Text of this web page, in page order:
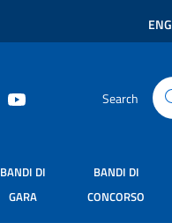
ENG
Search
BANDI DI
GARA
BANDI DI
CONCORSO